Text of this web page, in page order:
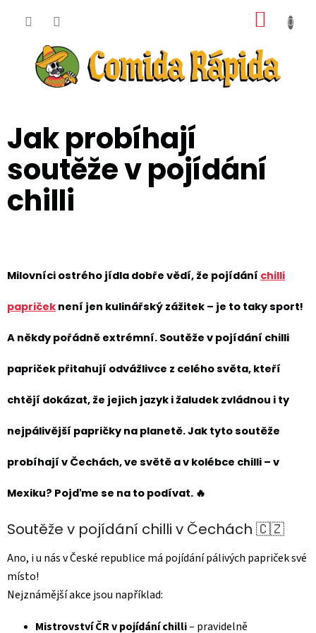
KOŠÍK
Jak probíhají
soutěže v pojídání
chilli
Milovníci ostrého jídla dobře vědí, že pojídání chilli
papriček není jen kulinářský zážitek – je to taky sport!
A někdy pořádně extrémní. Soutěže v pojídání chilli
papriček přitahují odvážlivce z celého světa, kteří
chtějí dokázat, že jejich jazyk i žaludek zvládnou i ty
nejpálivější papričky na planetě. Jak tyto soutěže
probíhají v Čechách, ve světě a v kolébce chilli – v
Mexiku? Pojďme se na to podívat. 🔥
Soutěže v pojídání chilli v Čechách 🇨🇿
Ano, i u nás v České republice má pojídání pálivých papriček své
místo!
Nejznámější akce jsou například:
Mistrovství ČR v pojídání chilli– pravidelně